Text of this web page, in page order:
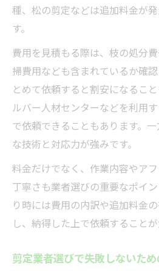
種、松の剪定などは追加料金が
す。
費用を見積もる際は、枝の処分
掃費用なども含まれているか確
とめて依頼すると割安になるこ
ルバー人材センターなどを利用
で依頼できることもあります。
な技術と対応力が強みです。
料金だけでなく、作業内容やア
丁寧さも業者選びの重要なポイ
り時には費用の内訳や追加料金
し、納得した上で依頼することが
剪定業者選びで失敗しないた